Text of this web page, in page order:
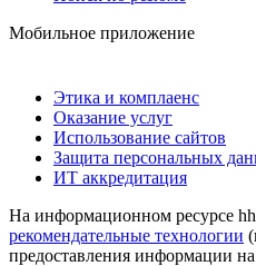
Мобильное приложение
Этика и комплаенс
Оказание услуг
Использование сайтов
Защита персональных
ИТ аккредитация
На информационном ресурсе
рекомендательные технологии
предоставления информации